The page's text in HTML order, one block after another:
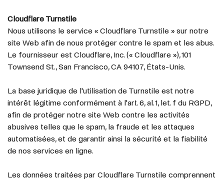
Cloudflare Turnstile
Nous utilisons le service « Cloudflare Turnstile » sur notre
site Web afin de nous protéger contre le spam et les abus.
Le fournisseur est Cloudflare, Inc. (« Cloudflare »), 101
Townsend St., San Francisco, CA 94107, États-Unis.
La base juridique de l'utilisation de Turnstile est notre
intérêt légitime conformément à l'art. 6, al. 1, let. f du RGPD,
afin de protéger notre site Web contre les activités
abusives telles que le spam, la fraude et les attaques
automatisées, et de garantir ainsi la sécurité et la fiabilité
de nos services en ligne.
Les données traitées par Cloudflare Turnstile comprennent